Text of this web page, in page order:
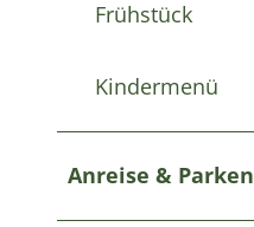
Frühstück
Kindermenü
Anreise & Parken